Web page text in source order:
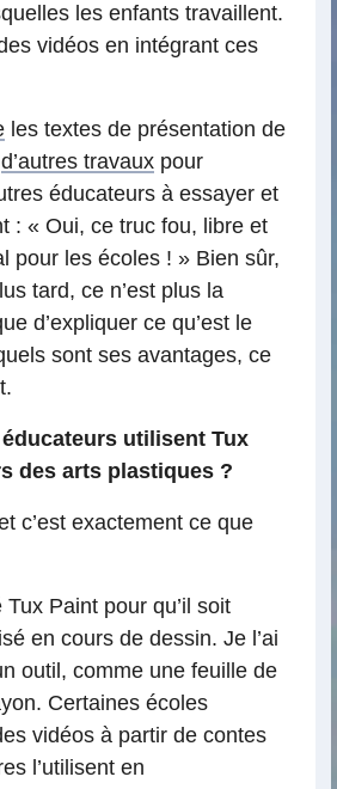
les enfants travaillent.
vidéos en intégrant ces
les textes de présentation de
d’autres travaux pour
éducateurs à essayer et
: « Oui, ce truc fou, libre et
pour les écoles ! » Bien sûr,
tard, ce n’est plus la
d’expliquer ce qu’est le
sont ses avantages, ce
utilisent Tux
des arts plastiques ?
c’est exactement ce que
Tux Paint pour qu’il soit
en cours de dessin. Je l’ai
outil, comme une feuille de
Certaines écoles
vidéos à partir de contes
l’utilisent en